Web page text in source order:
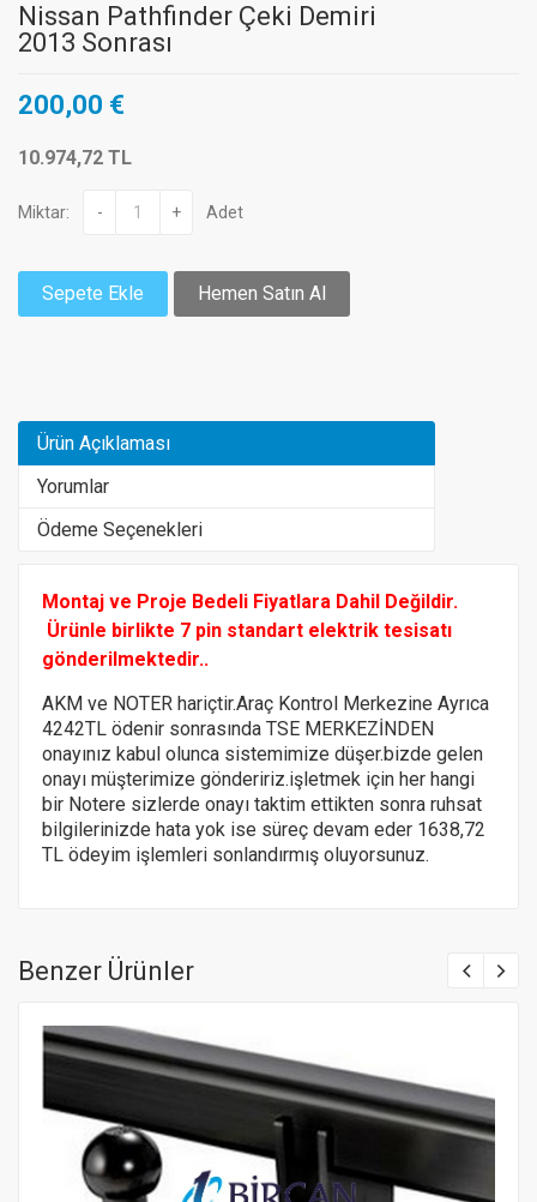
Nissan Pathfinder Çeki Demiri
2013 Sonrası
200,00 €
10.974,72 TL
Miktar: - + Adet
Sepete Ekle Hemen Satın Al
Ürün Açıklaması
Yorumlar
Ödeme Seçenekleri
Montaj ve Proje Bedeli Fiyatlara Dahil Değildir.
Ürünle birlikte 7 pin standart elektrik tesisatı
gönderilmektedir..
AKM ve NOTER hariçtir.Araç Kontrol Merkezine Ayrıca
4242TL ödenir sonrasında TSE MERKEZİNDEN
onayınız kabul olunca sistemimize düşer.bizde gelen
onayı müşterimize göndeririz.işletmek için her hangi
bir Notere sizlerde onayı taktim ettikten sonra ruhsat
bilgilerinizde hata yok ise süreç devam eder 1638,72
TL ödeyim işlemleri sonlandırmış oluyorsunuz.
Benzer Ürünler